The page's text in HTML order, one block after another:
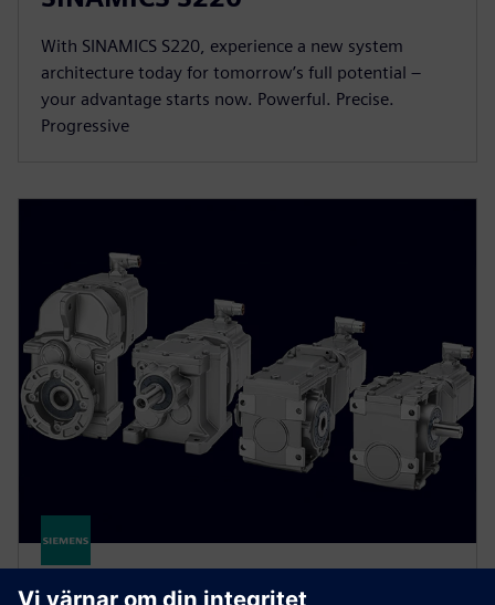
With SINAMICS S220, experience a new system
architecture today for tomorrow’s full potential –
your advantage starts now. Powerful. Precise.
Progressive
Servo Geared Motors -